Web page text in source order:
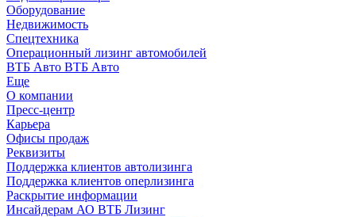
Оборудование
Недвижимость
Спецтехника
Операционный лизинг автомобилей
ВТБ Авто ВТБ Авто
Еще
О компании
Пресс-центр
Карьера
Офисы продаж
Реквизиты
Поддержка клиентов автолизинга
Поддержка клиентов оперлизинга
Раскрытие информации
Инсайдерам АО ВТБ Лизинг